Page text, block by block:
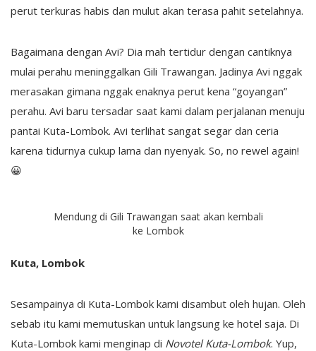
perut terkuras habis dan mulut akan terasa pahit setelahnya.
Bagaimana dengan Avi? Dia mah tertidur dengan cantiknya
mulai perahu meninggalkan Gili Trawangan. Jadinya Avi nggak
merasakan gimana nggak enaknya perut kena “goyangan”
perahu. Avi baru tersadar saat kami dalam perjalanan menuju
pantai Kuta-Lombok. Avi terlihat sangat segar dan ceria
karena tidurnya cukup lama dan nyenyak. So, no rewel again!
😀
Mendung di Gili Trawangan saat akan kembali
ke Lombok
Kuta, Lombok
Sesampainya di Kuta-Lombok kami disambut oleh hujan. Oleh
sebab itu kami memutuskan untuk langsung ke hotel saja. Di
Kuta-Lombok kami menginap di Novotel Kuta-Lombok. Yup,